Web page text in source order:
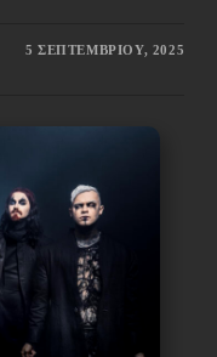
5 ΣΕΠΤΕΜΒΡΊΟΥ, 2025